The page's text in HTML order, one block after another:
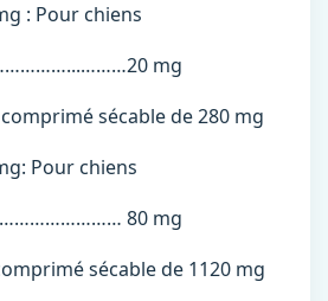
: Pour chiens
mg
sécable de 280 mg
Pour chiens
80 mg
sécable de 1120 mg